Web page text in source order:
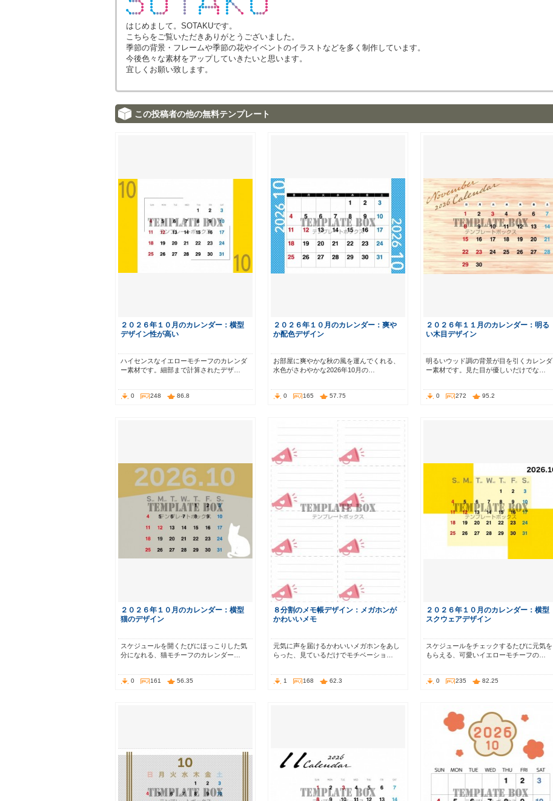
はじめまして。SOTAKUです。
こちらをご覧いただきありがとうございました。
季節の背景・フレームや季節の花やイベントのイラストなどを多く制作しています。
今後色々な素材をアップしていきたいと思います。
宜しくお願い致します。
この投稿者の他の無料テンプレート
２０２６年１０月のカレンダー：横型
デザイン性が高い
ハイセンスなイエローモチーフのカレンダ
ー素材です。細部まで計算されたデザ…
0 248 86.8
２０２６年１０月のカレンダー：爽や
か配色デザイン
お部屋に爽やかな秋の風を運んでくれる、
水色がさわやかな2026年10月の…
0 165 57.75
２０２６年１１月のカレンダー：明る
い木目デザイン
明るいウッド調の背景が目を引くカレンダ
ー素材です。見た目が優しいだけでな…
0 272 95.2
２０２６年１０月のカレンダー：横型
猫のデザイン
スケジュールを開くたびにほっこりした気
分になれる、猫モチーフのカレンダー…
0 161 56.35
８分割のメモ帳デザイン：メガホンが
かわいいメモ
元気に声を届けるかわいいメガホンをあし
らった、見ているだけでモチベーショ…
1 168 62.3
２０２６年１０月のカレンダー：横型
スクウェアデザイン
スケジュールをチェックするたびに元気を
もらえる、可愛いイエローモチーフの…
0 235 82.25